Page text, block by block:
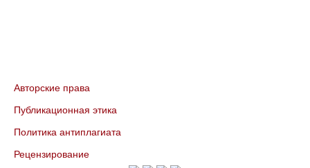
Авторские права
Публикационная этика
Политика антиплагиата
Рецензирование